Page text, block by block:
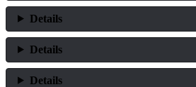
Details
Details
Details